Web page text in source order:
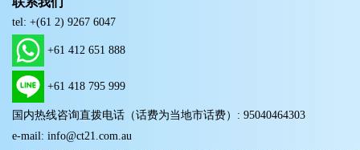
tel: +(61 2) 9267 6047
+61 412 651 888
+61 418 795 999
国内热线咨询直拨电话（话费为当地市话费）: 95040464303
e-mail: info@ct21.com.au